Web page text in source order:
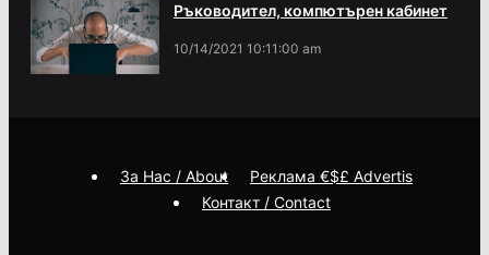
Ръководител, компютърен кабинет
10/14/2021 10:11:00 am
За Нас / About
Реклама €$£ Advertis
Контакт / Contact